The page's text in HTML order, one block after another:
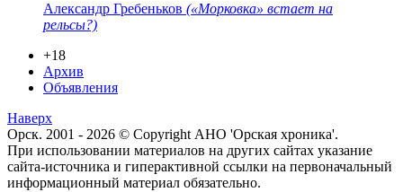
Александр Гребеньков («Морковка» встает на
рельсы?)
+18
Архив
Объявления
Наверх
Орск. 2001 - 2026 © Copyright АНО 'Орская хроника'.
При использовании материалов на других сайтах указание
сайта-источника и гиперактивной ссылки на первоначальный
информационный материал обязательно.